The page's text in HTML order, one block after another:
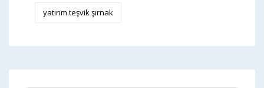
yatırım teşvik şırnak